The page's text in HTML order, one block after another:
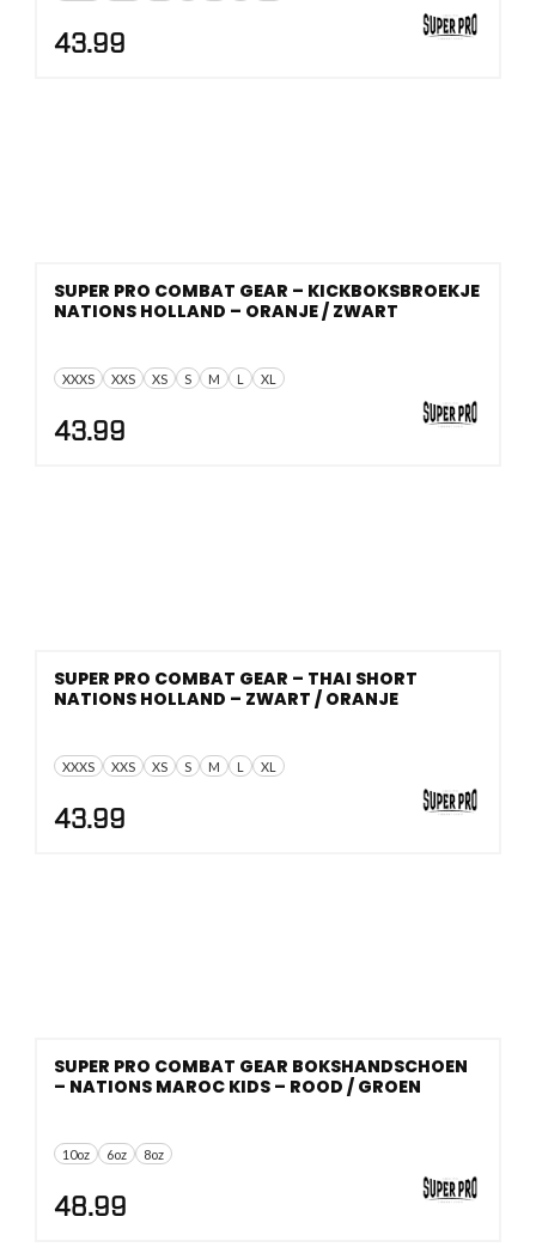
43.99
XXXS XXS XS S M L XL
SUPER PRO COMBAT GEAR – KICKBOKSBROEKJE
NATIONS HOLLAND – ORANJE / ZWART
43.99
XXXS XXS XS S M L XL
SUPER PRO COMBAT GEAR – THAI SHORT
NATIONS HOLLAND – ZWART / ORANJE
43.99
10oz 6oz 8oz
SUPER PRO COMBAT GEAR BOKSHANDSCHOEN
– NATIONS MAROC KIDS – ROOD / GROEN
48.99